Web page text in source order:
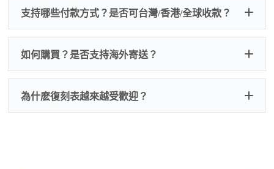
度、錶帶等部位是否完好無瑕、貼合緊密。
是否有異音，再根據款式進行上弦與功能測試。
我們默認會提供普通盒子，如果需要原裝盒子可
以找我們搭配，選擇原裝盒子附屬配件：原裝盒
如是鋼帶手錶會贈送拆錶帶工具。
注：部分原裝盒子需要加錢購買，價格也不貴。
支持哪些付款方式？是否可台灣/香港/全球收款？
交易方式
如何購買？是否支持海外寄送？
為什麽復刻表越來越受歡迎？